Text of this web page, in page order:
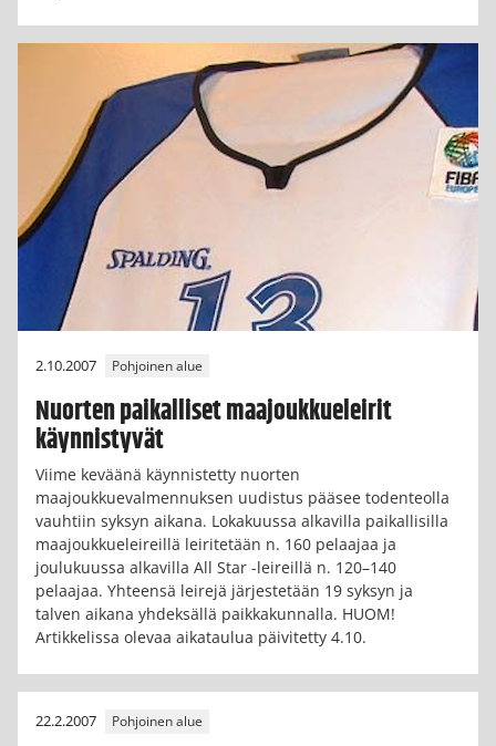
2.10.2007 Pohjoinen alue
Nuorten paikalliset maajoukkueleirit
käynnistyvät
Viime keväänä käynnistetty nuorten
maajoukkuevalmennuksen uudistus pääsee todenteolla
vauhtiin syksyn aikana. Lokakuussa alkavilla paikallisilla
maajoukkueleireillä leiritetään n. 160 pelaajaa ja
joulukuussa alkavilla All Star -leireillä n. 120–140
pelaajaa. Yhteensä leirejä järjestetään 19 syksyn ja
talven aikana yhdeksällä paikkakunnalla. HUOM!
Artikkelissa olevaa aikataulua päivitetty 4.10.
22.2.2007 Pohjoinen alue